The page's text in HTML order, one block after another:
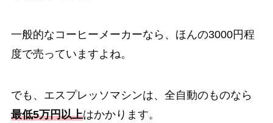
一般的なコーヒーメーカーなら、ほんの3000円程
度で売っていますよね。
でも、エスプレッソマシンは、全自動のものなら
最低5万円以上はかかります。